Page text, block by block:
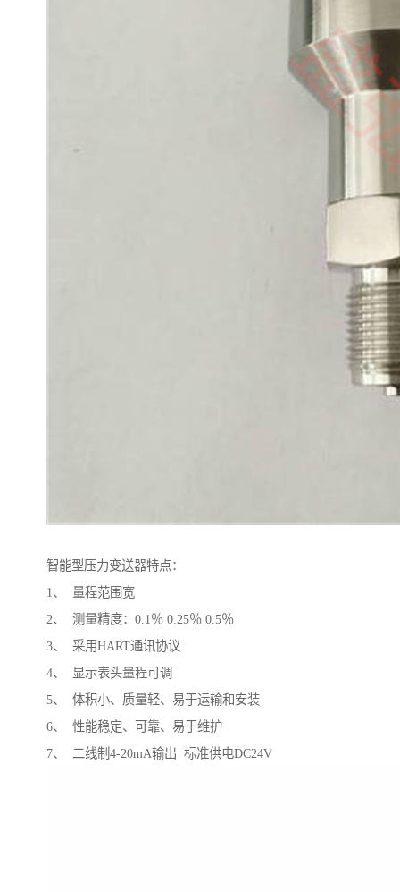
智能型压力变送器特点：
1、 量程范围宽
2、 测量精度：0.1％ 0.25％ 0.5％
3、 采用HART通讯协议
4、 显示表头量程可调
5、 体积小、质量轻、易于运输和安装
6、 性能稳定、可靠、易于维护
7、 二线制4-20mA输出 标准供电DC24V